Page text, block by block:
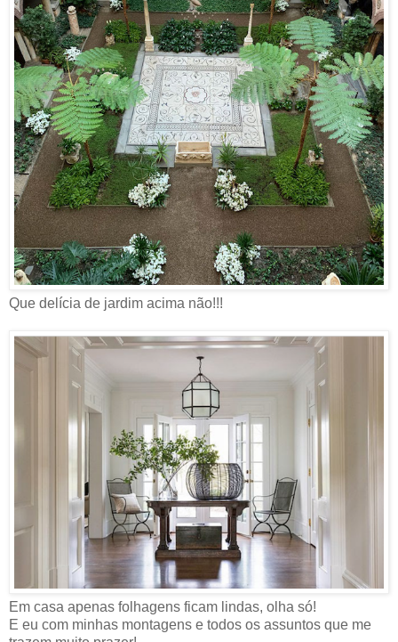
Que delícia de jardim acima não!!!
Em casa apenas folhagens ficam lindas, olha só!
E eu com minhas montagens e todos os assuntos que me